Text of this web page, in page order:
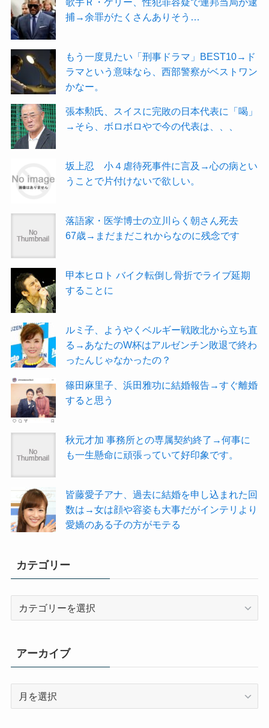
捕→余罪がたくさんありそう…
もう一度見たい「刑事ドラマ」BEST10→ド
ラマという意味なら、西部警察がベストワン
かなー。
張本勲氏、スイスに完敗の日本代表に「喝」
→そら、ボロボロやで今の代表は、、、
坂上忍 小４虐待死事件に言及→心の病とい
うことで片付けないで欲しい。
落語家・医学博士の立川らく朝さん死去
67歳→まだまだこれからなのに残念です
甲本ヒロト バイク転倒し骨折でライブ延期
することに
ルミ子、ようやくベルギー戦敗北から立ち直
る→あなたのW杯はアルゼンチン敗退で終わ
ったんじゃなかったの？
篠田麻里子、浜田雅功に結婚報告→すぐ離婚
すると思う
秋元才加 事務所との専属契約終了→何事に
も一生懸命に頑張っていて好印象です。
皆藤愛子アナ、過去に結婚を申し込まれた回
数は→女は顔や容姿も大事だがインテリより
愛嬌のある子の方がモテる
カテゴリー
リ
ー
アーカイブ